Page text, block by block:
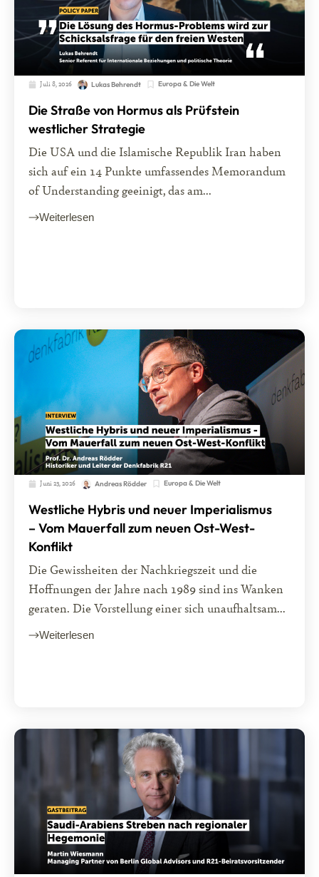
Juli 8, 2026 Lukas Behrendt Europa & Die Welt
Die Straße von Hormus als Prüfstein
westlicher Strategie
Die USA und die Islamische Republik Iran haben
sich auf ein 14 Punkte umfassendes Memorandum
of Understanding geeinigt, das am...
Weiterlesen
Juni 23, 2026 Andreas Rödder Europa & Die Welt
Westliche Hybris und neuer Imperialismus
– Vom Mauerfall zum neuen Ost-West-
Konflikt
Die Gewissheiten der Nachkriegszeit und die
Hoffnungen der Jahre nach 1989 sind ins Wanken
geraten. Die Vorstellung einer sich unaufhaltsam...
Weiterlesen